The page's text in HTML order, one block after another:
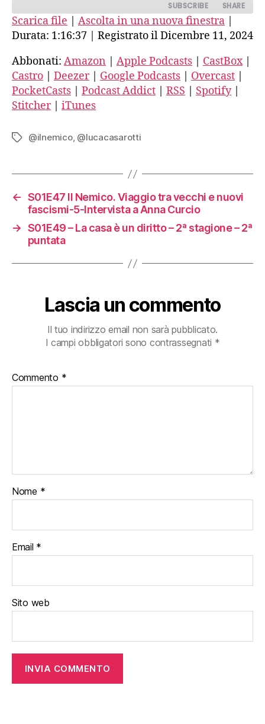
fascismi-
6-
Intervista
Luca
Casarotti
SUBSCRIBE SHARE
Amazon Apple Podcasts
CastBox Castro
Deezer Google Podcasts
Overcast PocketCasts
Podcast Addict
SHARE
LINK
EMBED
Scarica file Ascolta in una nuova finestra
Durata: 1:16:37
Registrato il Dicembre 11, 2024
Abbonati: Amazon Apple Podcasts CastBox|
Castro
Deezer| Google Podcasts Overcast
PocketCasts
Podcast Addict RSS Spotify|
Stitcher| iTunes
Tag @ilnemico, @lucacasarotti
← S01E47 Il Nemico. Viaggio tra vecchi e nuovi
fascismi-5-Intervista a Anna Curcio
→ S01E49 – La casa è un diritto – 2ª stagione – 2ª
puntata
Lascia un commento
Il tuo indirizzo email non sarà pubblicato.
I campi obbligatori sono contrassegnati *
Commento *
Nome *
Email *
Sito web